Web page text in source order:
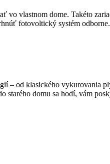
vlastnom dome. Takéto
fotovoltický systém
– od klasického vykurovania
domu sa hodí, vám